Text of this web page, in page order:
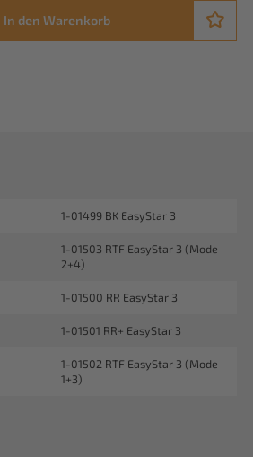
In den Warenkorb
1-01499 BK EasyStar 3
1-01503 RTF EasyStar 3 (Mode
2+4)
1-01500 RR EasyStar 3
1-01501 RR+ EasyStar 3
1-01502 RTF EasyStar 3 (Mode
1+3)